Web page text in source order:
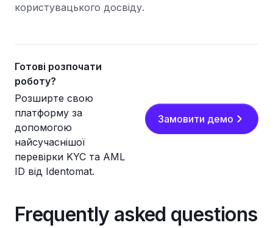
користувацького досвіду.
Готові розпочати
роботу?
Розширте свою
платформу за
допомогою
найсучаснішої
перевірки KYC та AML
ID від Identomat.
Замовити демо
Frequently asked questions